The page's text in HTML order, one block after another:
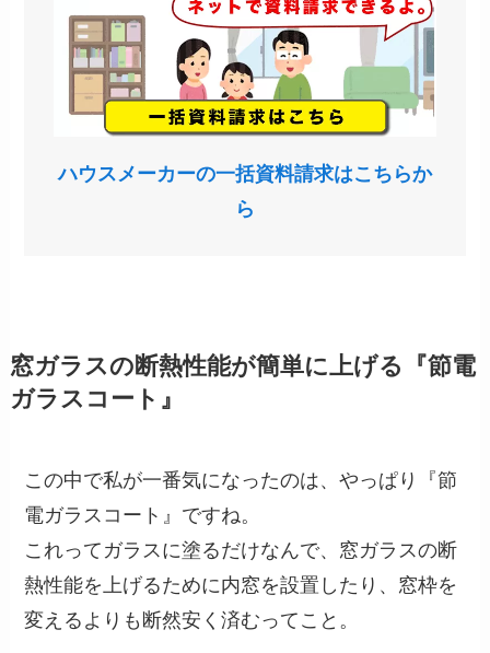
ハウスメーカーの一括資料請求はこちらか
ら
窓ガラスの断熱性能が簡単に上げる『節電
ガラスコート』
この中で私が一番気になったのは、やっぱり『節
電ガラスコート』ですね。
これってガラスに塗るだけなんで、窓ガラスの断
熱性能を上げるために内窓を設置したり、窓枠を
変えるよりも断然安く済むってこと。